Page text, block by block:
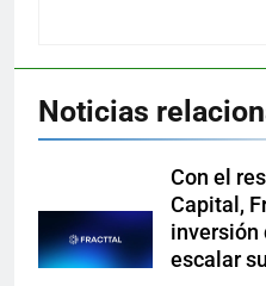
Noticias
Con el
Capital,
inversión
escalar